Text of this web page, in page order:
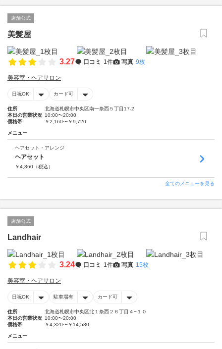
店舗公式
美髪屋
3.27 口コミ 1件 写真 9枚
美容室・ヘアサロン
日祝OK カード可
住所
北海道札幌市中央区南一条西５丁目17-2
本日の営業状況 10:00〜20:00
価格帯
￥2,160〜￥9,720
メニュー
ヘアセット・アレンジ
ヘアセット
￥4,860 （税込）
全てのメニューを見る
店舗公式
Landhair
3.24 口コミ 1件 写真 15枚
美容室・ヘアサロン
日祝OK 駐車場有 カード可
住所
北海道札幌市中央区北１条西２６丁目４−１０
本日の営業状況 10:00〜20:00
価格帯
￥4,320〜￥14,580
メニュー